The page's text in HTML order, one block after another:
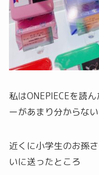
私はONEPIECEを読
ーがあまり分からな
近くに小学生のお孫
いに送ったところ